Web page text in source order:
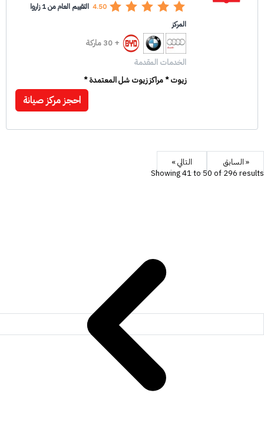
4.50
التقييم العام من 1 زاروا
المركز
+ 30 ماركة
الخدمات المقدمة
زيوت * مراكز زيوت شل المعتمدة *
احجز مركز صيانة
« السابق
التالي »
Showing41to50of296results